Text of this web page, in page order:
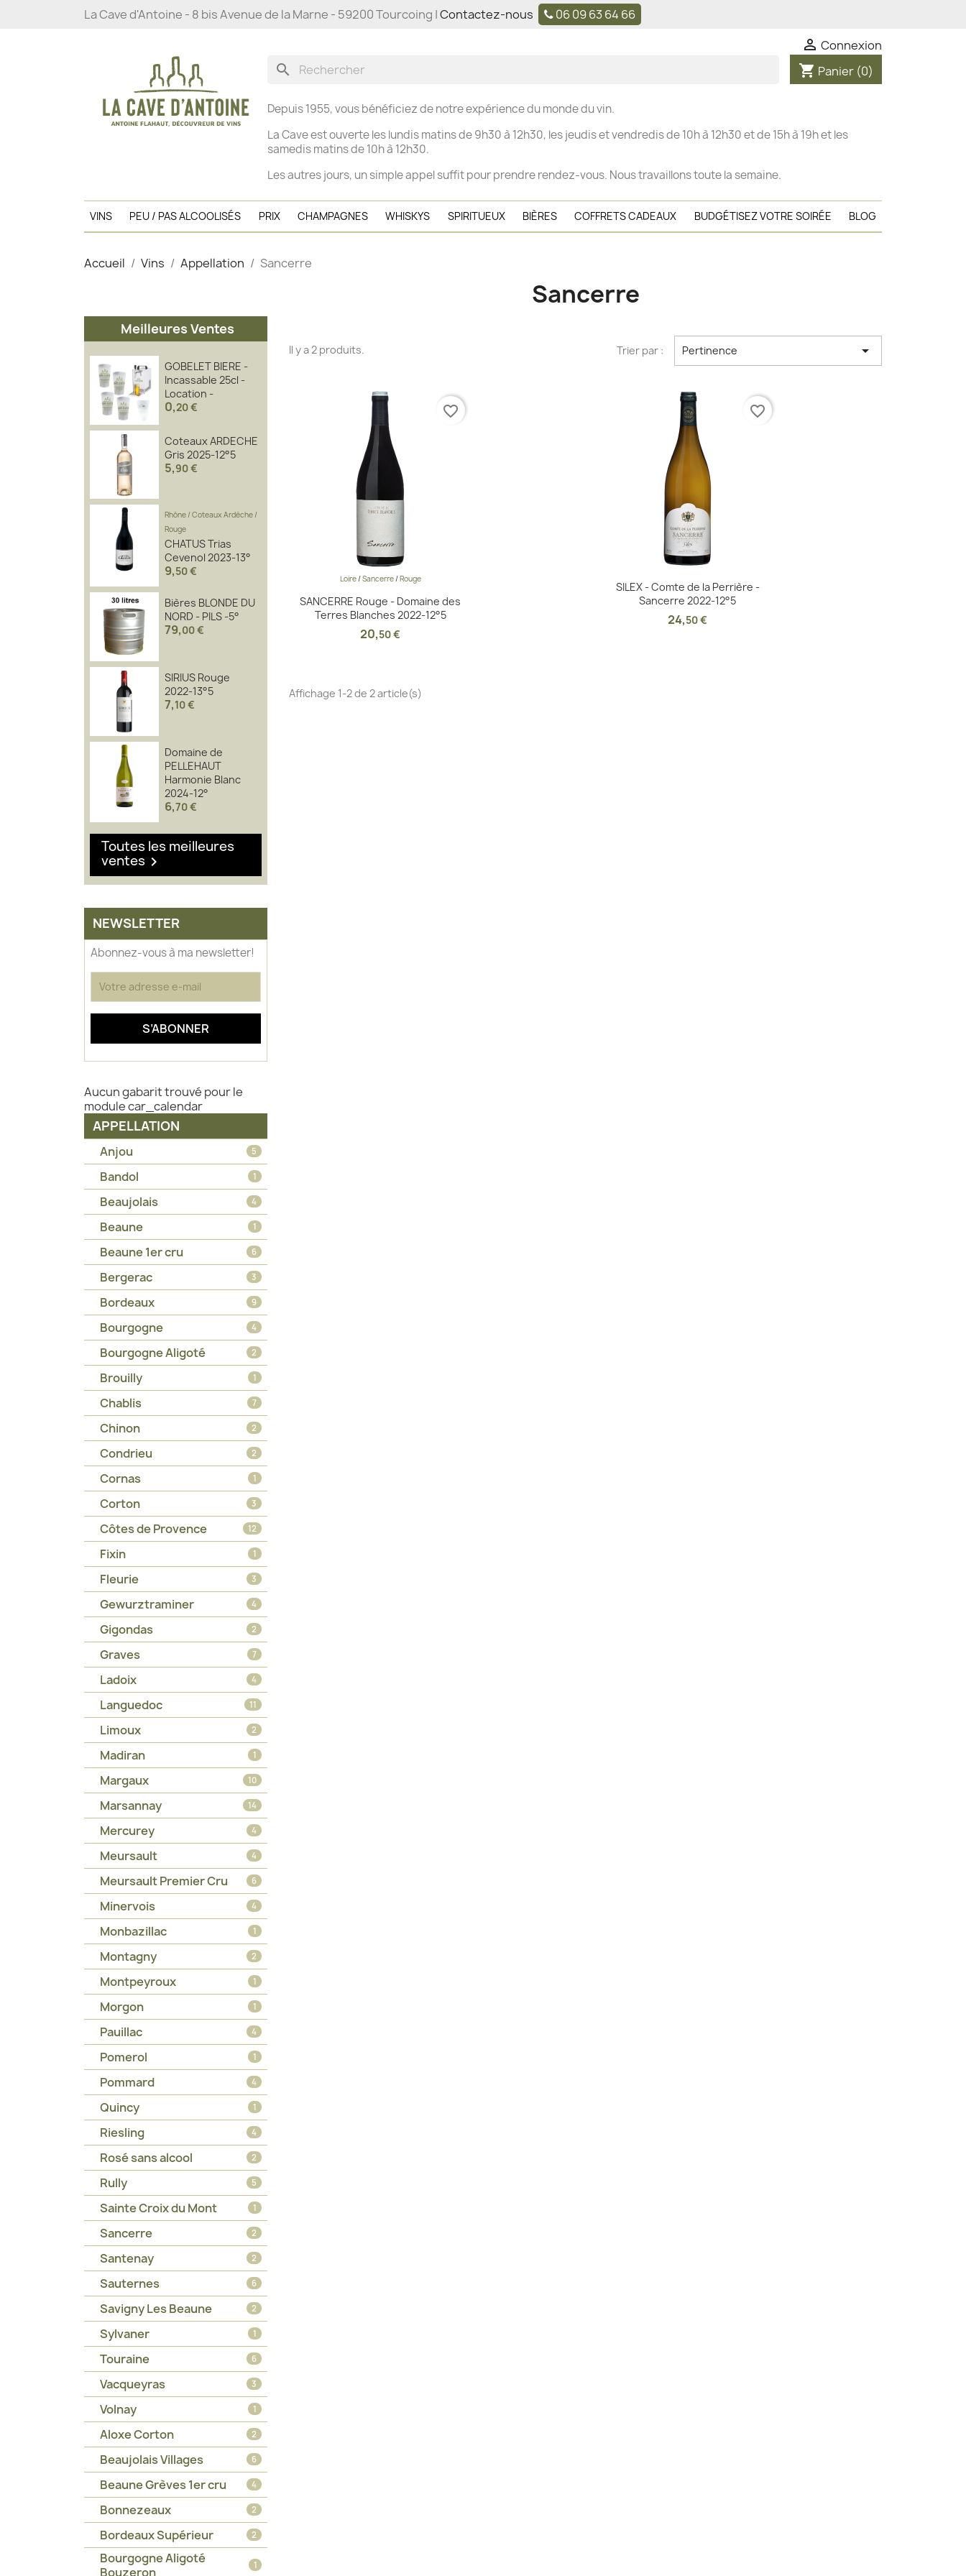
La Cave d'Antoine - 8 bis Avenue de la Marne - 59200 Tourcoing |Contactez-nous 06 09 63 64 66
 Connexion
search shopping_cart Panier (0)
Depuis 1955, vous bénéficiez de notre expérience du monde du vin.
La Cave est ouverte leslundis matins de 9h30 à 12h30, les jeudis et vendredis de 10h à 12h30 et de 15h à 19h et les
samedis matins de 10h à 12h30.
Les autres jours, un simple appel suffit pour prendre rendez-vous. Nous travaillons toute la semaine.
VINS PEU / PAS ALCOOLISÉS PRIX CHAMPAGNES WHISKYS SPIRITUEUX BIÈRES COFFRETS CADEAUX BUDGÉTISEZ VOTRE SOIRÉE BLOG
Accueil Vins Appellation Sancerre
Meilleures Ventes
GOBELET BIERE -
Incassable 25cl -
Location -
0,20 €
Coteaux ARDECHE
Gris 2025-12°5
5,90 €
Rhône/Coteaux Ardèche/
Rouge
CHATUS Trias
Cevenol 2023-13°
9,50 €
Bières BLONDE DU
NORD - PILS -5°
79,00 €
SIRIUS Rouge
2022-13°5
7,10 €
Domaine de
PELLEHAUT
Harmonie Blanc
2024-12°
6,70 €
Toutes les meilleures
ventes 
NEWSLETTER
Abonnez-vous à ma newsletter!
Aucun gabarit trouvé pour le
module car_calendar
APPELLATION
Anjou 5
Bandol 1
Beaujolais 4
Beaune 1
Beaune 1er cru 6
Bergerac 3
Bordeaux 9
Bourgogne 4
Bourgogne Aligoté 2
Brouilly 1
Chablis 7
Chinon 2
Condrieu 2
Cornas 1
Corton 3
Côtes de Provence 12
Fixin 1
Fleurie 3
Gewurztraminer 4
Gigondas 2
Graves 7
Ladoix 4
Languedoc 11
Limoux 2
Madiran 1
Margaux 10
Marsannay 14
Mercurey 4
Meursault 4
Meursault Premier Cru 6
Minervois 4
Monbazillac 1
Montagny 2
Montpeyroux 1
Morgon 1
Pauillac 4
Pomerol 1
Pommard 4
Quincy 1
Riesling 4
Rosé sans alcool 2
Rully 5
Sainte Croix du Mont 1
Sancerre 2
Santenay 2
Sauternes 6
Savigny Les Beaune 2
Sylvaner 1
Touraine 6
Vacqueyras 3
Volnay 1
Aloxe Corton 2
Beaujolais Villages 6
Beaune Grèves 1er cru 4
Bonnezeaux 2
Bordeaux Supérieur 2
Bourgogne Aligoté
Bouzeron
1
Sancerre
Il y a 2 produits. Trier par : Pertinence 
Aperçu rapide
Loire/Sancerre/Rouge
SANCERRE Rouge - Domaine des
Terres Blanches 2022-12°5
20,50 €
favorite_border
Aperçu rapide
SILEX - Comte de la Perrière -
Sancerre 2022-12°5
24,50 €
favorite_border
Affichage 1-2 de 2 article(s)